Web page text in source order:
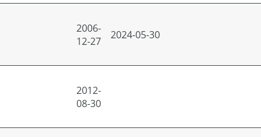
2006-
12-27
2024-05-30
2012-
08-30